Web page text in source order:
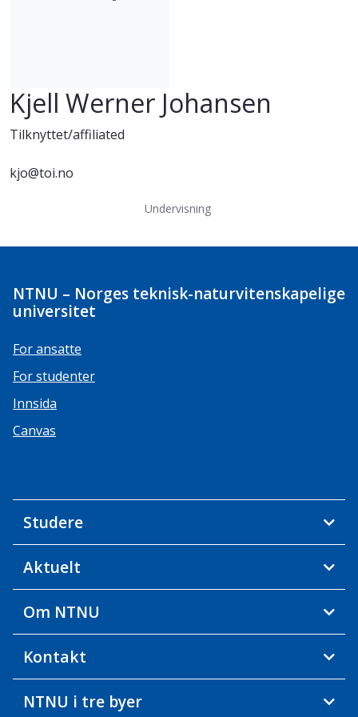
Kjell Werner Johansen
Tilknyttet/affiliated
kjo@toi.no
Undervisning
NTNU – Norges teknisk-naturvitenskapelige
universitet
For ansatte
For studenter
Innsida
Canvas
Studere
Aktuelt
Om NTNU
Kontakt
NTNU i tre byer